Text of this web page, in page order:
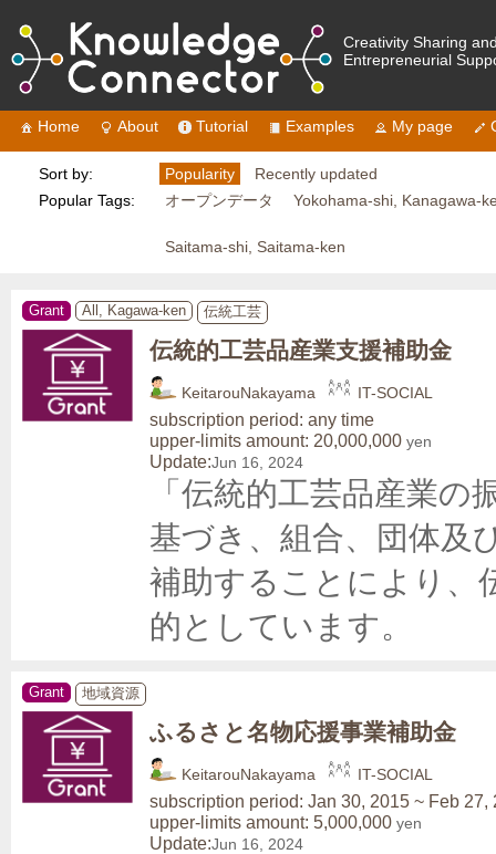
Creativity Sharing
Entrepreneurial
Home About Tutorial Examples My page
Sort by: Popularity
Recently updated
Popular Tags:
オープンデータ Yokohama-shi, Kanagawa-
Saitama-shi, Saitama-ken
Grant All, Kagawa-ken 伝統工芸
伝統的工芸品産業支援補助金
KeitarouNakayama IT-SOCIAL
subscription period: any time
upper-limits amount: 20,000,000 yen
Update:Jun 16, 2024
「伝統的工芸品産業
基づき、組合、団体及
補助することにより、
的としています。
Grant 地域資源
ふるさと名物応援事業補助金
KeitarouNakayama IT-SOCIAL
subscription period: Jan 30, 2015 ~ Feb 27,
upper-limits amount: 5,000,000 yen
Update:Jun 16, 2024